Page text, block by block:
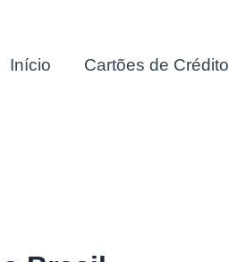
Início Cartões de Crédito